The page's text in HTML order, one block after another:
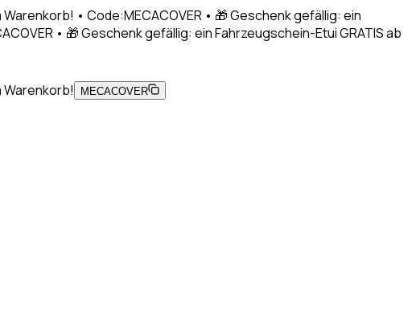
• Code:MECACOVER • 🎁 Geschenk gefällig: ein
• 🎁 Geschenk gefällig: ein Fahrzeugschein-Etui GRATIS ab
Warenkorb! MECACOVER